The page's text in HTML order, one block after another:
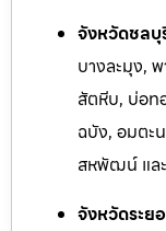
จังหวัดชลบุ
บางละมุง,
สัตหีบ, บ่อท
ฉบัง, อมตะ
สหพัฒน์ แล
จังหวัดระย